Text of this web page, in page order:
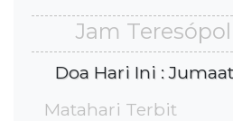
Jam
Doa Hari Ini :
Matahari Terbit